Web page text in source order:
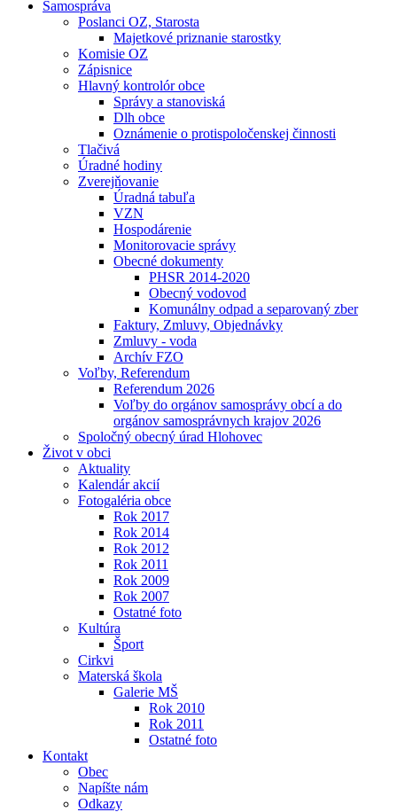
Samospráva
Poslanci OZ, Starosta
Majetkové priznanie starostky
Komisie OZ
Zápisnice
Hlavný kontrolór obce
Správy a stanoviská
Dlh obce
Oznámenie o protispoločenskej činnosti
Tlačivá
Úradné hodiny
Zverejňovanie
Úradná tabuľa
VZN
Hospodárenie
Monitorovacie správy
Obecné dokumenty
PHSR 2014-2020
Obecný vodovod
Komunálny odpad a separovaný zber
Faktury, Zmluvy, Objednávky
Zmluvy - voda
Archív FZO
Voľby, Referendum
Referendum 2026
Voľby do orgánov samosprávy obcí a do
orgánov samosprávnych krajov 2026
Spoločný obecný úrad Hlohovec
Život v obci
Aktuality
Kalendár akcií
Fotogaléria obce
Rok 2017
Rok 2014
Rok 2012
Rok 2011
Rok 2009
Rok 2007
Ostatné foto
Kultúra
Šport
Cirkvi
Materská škola
Galerie MŠ
Rok 2010
Rok 2011
Ostatné foto
Kontakt
Obec
Napíšte nám
Odkazy